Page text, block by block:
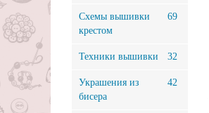
Схемы вышивки
крестом
69
Техники вышивки 32
Украшения из
бисера
42